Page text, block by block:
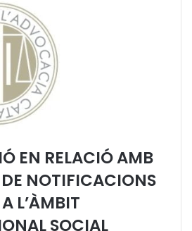
r
t
s
d
e
E
R
M
EN RELACIÓ AMB
DE NOTIFICACIONS
L’ÀMBIT
SOCIAL